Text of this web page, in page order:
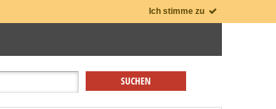
Ich stimme zu